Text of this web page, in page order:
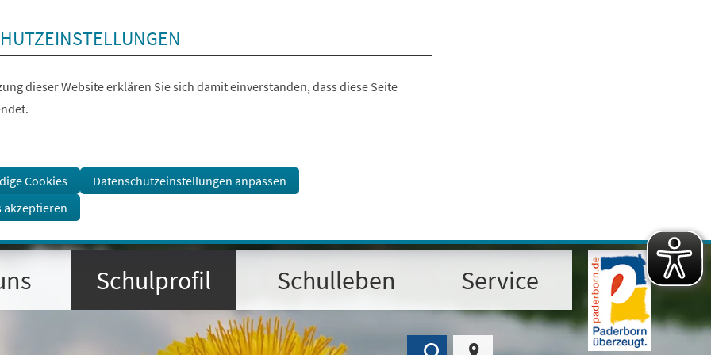
dieser Website erklären Sie sich damit einverstanden, dass diese Seite
Cookies
Datenschutzeinstellungen anpassen
akzeptieren
Schulprofil Schulleben Service